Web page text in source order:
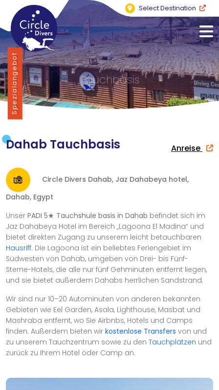
Select Destination
Tauchbasis
Dahab Tauchbasis Anreise
Circle Divers Dahab, Jaz Dahabeya hotel,
Dahab, Egypt
Unser PADI 5★ Tauchshule basis in Dahab befindet sich im
Jaz Dahabeya Hotel im Bereich „Lagoona El Madina“ und
bietet direkten Zugang zu unserem leicht betauchbaren
Hausriff. Die Lagoona ist ein beliebtes Feriengebiet im
Südwesten von Dahab, umgeben von Drei- bis Fünf-
Sterne-Hotels, die alle nur fünf Gehminuten entfernt liegen,
und sie bietet außerdem Dahabs herrlichen Sandstrand.
Wir sind nur 10–20 Autominuten von anderen bekannten
Gebieten wie Eel Garden, Asala, Lighthouse, Masbat und
Mashraba entfernt, wo Sie Airbnbs, Hotels und Camps
finden. Außerdem bieten wir kostenlose Transfers von und
zu unserem Tauchzentrum sowie zu den Tauchplätzen und
zurück zu Ihrem Hotel oder Camp an.
Spezialangebot